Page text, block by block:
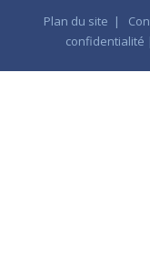
Plan du site |
confidentialité